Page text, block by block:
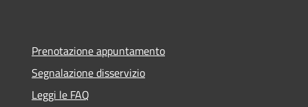
Prenotazione appuntamento
Segnalazione disservizio
Leggi le FAQ